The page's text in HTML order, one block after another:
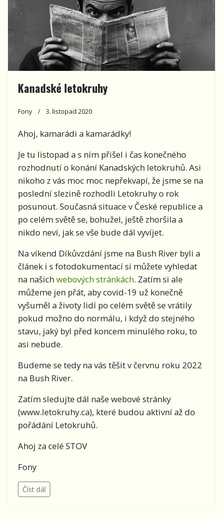
Kanadské letokruhy
Fony 3. listopad 2020
Ahoj, kamarádi a kamarádky!
Je tu listopad a s ním přišel i čas konečného
rozhodnutí o konání Kanadských letokruhů. Asi
nikoho z vás moc moc nepřekvapí, že jsme se na
poslední slezině rozhodli Letokruhy o rok
posunout. Současná situace v České republice a
po celém světě se, bohužel, ještě zhoršila a
nikdo neví, jak se vše bude dál vyvíjet.
Na víkend Díkůvzdání jsme na Bush River byli a
článek i s fotodokumentací si můžete vyhledat
na našichwebových stránkách. Zatím si ale
můžeme jen přát, aby covid-19 už konečně
vyšuměl a životy lidí po celém světě se vrátily
pokud možno do normálu, i když do stejného
stavu, jaký byl před koncem minulého roku, to
asi nebude.
Budeme se tedy na vás těšit v červnu roku 2022
na Bush River.
Zatím sledujte dál naše webové stránky
(www.letokruhy.ca), které budou aktivní až do
pořádání Letokruhů.
Ahoj za celé STOV
Fony
Číst dál